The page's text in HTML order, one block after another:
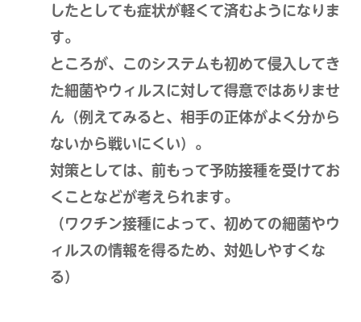
したとしても症状が軽くて済むようになりま
す。
ところが、このシステムも初めて侵入してき
た細菌やウィルスに対して得意ではありませ
ん（例えてみると、相手の正体がよく分から
ないから戦いにくい）。
対策としては、前もって予防接種を受けてお
くことなどが考えられます。
（ワクチン接種によって、初めての細菌やウ
ィルスの情報を得るため、対処しやすくな
る）